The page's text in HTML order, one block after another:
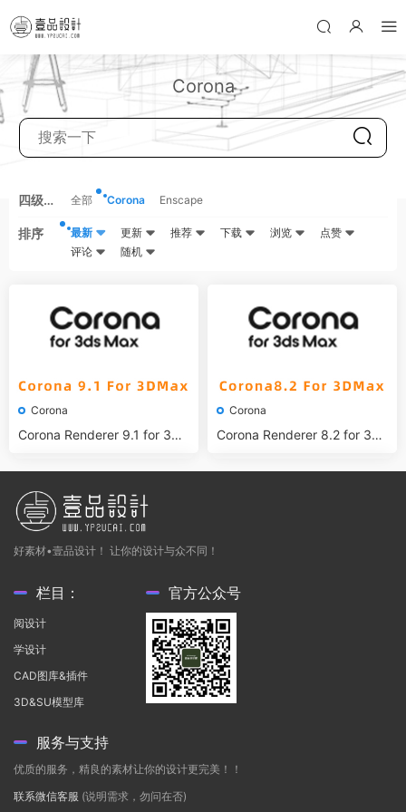
Corona
四级分
全部 Corona Enscape
排序 最新 更新 推荐 下载 浏览
点赞
评论
随机
Corona
Corona Renderer 9.1 for 3ds
Corona
Corona Renderer 8.2 for 3ds
好素材•壹品设计！ 让你的设计与众不同！
栏目：
阅设计
学设计
CAD图库&插件
3D&SU模型库
官方公众号
服务与支持
优质的服务，精良的素材让你的设计更完美！！
联系微信客服 (说明需求，勿问在否)